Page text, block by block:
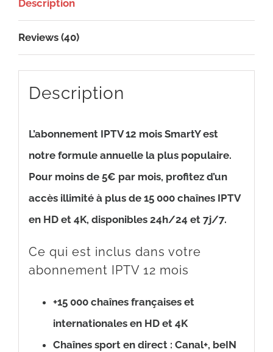
mondiales
|
VOD
séries
quantity
Description
Reviews (40)
Description
L’abonnement IPTV 12 mois SmartY est
notre formule annuelle la plus populaire.
Pour moins de 5€ par mois, profitez d’un
accès illimité à plus de 15 000 chaînes IPTV
en HD et 4K, disponibles 24h/24 et 7j/7.
Ce qui est inclus dans votre
abonnement IPTV 12 mois
+15 000 chaînes françaises et
internationales en HD et 4K
Chaînes sport en direct : Canal+, beIN